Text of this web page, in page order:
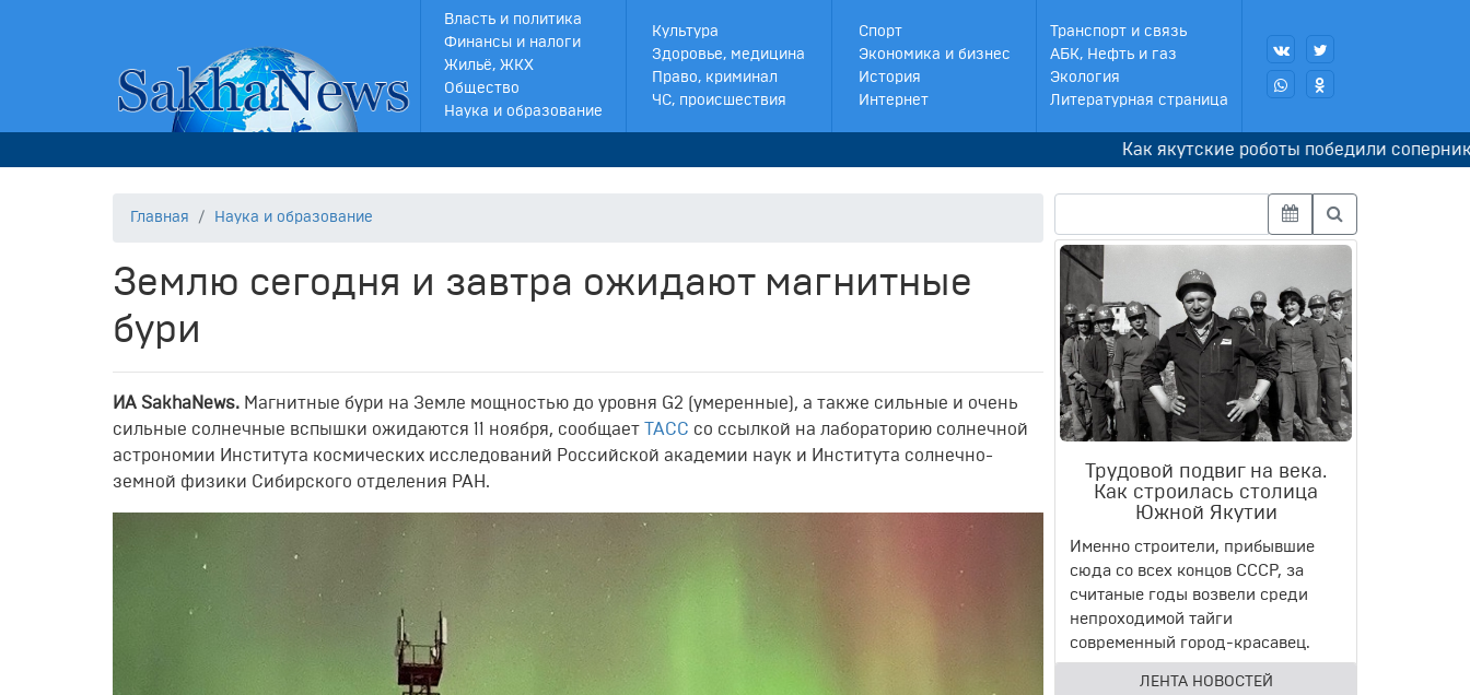
Власть и политика
Финансы и налоги
Жильё, ЖКХ
Общество
Наука и образование
Культура
Здоровье, медицина
Право, криминал
ЧС, происшествия
Спорт
Экономика и бизнес
История
Интернет
Транспорт и связь
АБК, Нефть и газ
Экология
Литературная страница
Как якутские роботы победили соперников в
Главная Наука и образование
Землю сегодня и завтра ожидают магнитные
бури
ИA SakhaNews. Магнитные бури на Земле мощностью до уровня G2 (умеренные), а также сильные и очень
сильные солнечные вспышки ожидаются 11 ноября, сообщает
ТАСС со ссылкой на лабораторию солнечной
астрономии Института космических исследований Российской академии наук и Института солнечно-
земной физики Сибирского отделения РАН.
Трудовой подвиг на века.
Как строилась столица
Южной Якутии
Именно строители, прибывшие
сюда со всех концов СССР, за
считаные годы возвели среди
непроходимой тайги
современный город-красавец.
ЛЕНТА НОВОСТЕЙ